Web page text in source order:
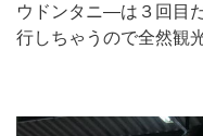
ウドンタニ―は３回目
行しちゃうので全然観